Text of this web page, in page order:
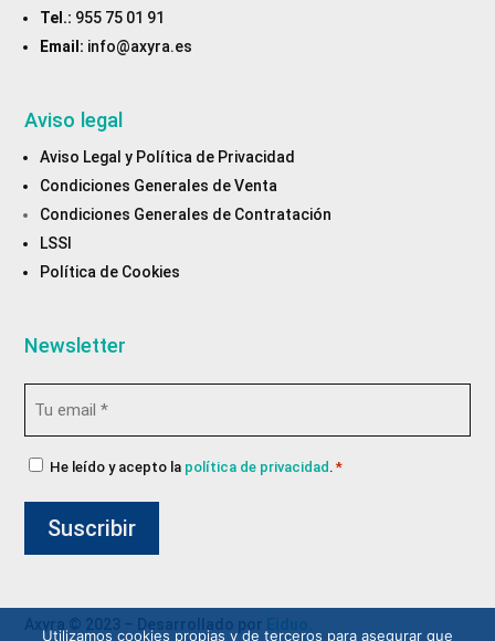
Tel.: 955 75 01 91
Email: info@axyra.es
Aviso legal
Aviso Legal y Política de Privacidad
Condiciones Generales de Venta
Condiciones Generales de Contratación
LSSI
Política de Cookies
Newsletter
Consentimiento
He leído y acepto la política de privacidad . *
Utilizamos cookies propias y de terceros para asegurar que